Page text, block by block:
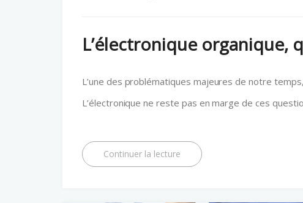
L’électronique organique,
L’une des problématiques majeures de notre
L’électronique ne reste pas en marge de ces
Continuer la lecture